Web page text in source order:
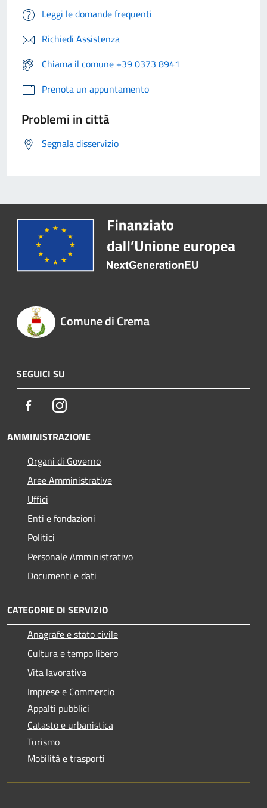
Leggi le domande frequenti
Richiedi Assistenza
Chiama il comune +39 0373 8941
Prenota un appuntamento
Problemi in città
Segnala disservizio
Comune di Crema
SEGUICI SU
FacebookInstagram
AMMINISTRAZIONE
Organi di Governo
Aree Amministrative
Uffici
Enti e fondazioni
Politici
Personale Amministrativo
Documenti e dati
CATEGORIE DI SERVIZIO
Anagrafe e stato civile
Cultura e tempo libero
Vita lavorativa
Imprese e Commercio
Appalti pubblici
Catasto e urbanistica
Turismo
Mobilità e trasporti